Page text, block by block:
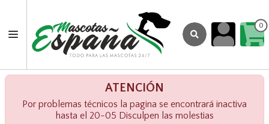
0
ATENCIÓN
Por problemas técnicos la pagina se encontrará inactiva
hasta el 20-05 Disculpen las molestias